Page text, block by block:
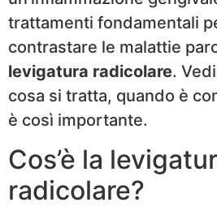
trattamenti fondamentali
contrastare le malattie
levigatura radicolare.
cosa si tratta, quando è
è così importante.
Cos’è la
radicolare?